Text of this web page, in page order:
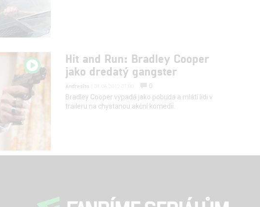
Hit and Run: Bradley Cooper
jako dredatý gangster
Andresito
0
Bradley Cooper vypadá jako pobuda a mlátí lidi v
traileru na chystanou akční komedii.